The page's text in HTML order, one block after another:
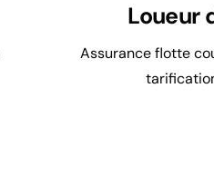
Loueur
Assurance flotte